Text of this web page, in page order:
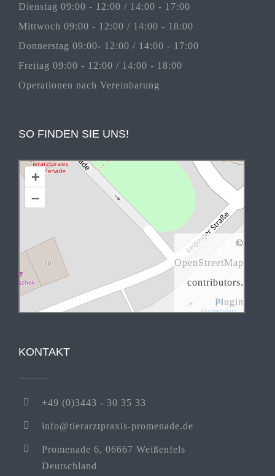
Dienstag 09:00 - 12:00 / 14:00 - 17:00
Mittwoch 09:00 - 12:00 / 14:00 - 18:00
Donnerstag 09:00- 12:00 / 14:00 - 17:00
Freitag 09:00 - 12:00 / 14:00 - 18:00
Operationen nach Vereinbarung
SO FINDEN SIE UNS!
+
–
©
OpenStreetMap
contributors.
Plugin
KONTAKT
+49 (0)3443 - 30 35 33
info@tierarztpraxis-promenade.de
Promenade 6, 06667 Weißenfels
Deutschland